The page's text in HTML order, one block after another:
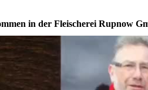
in der Fleischerei Rupnow